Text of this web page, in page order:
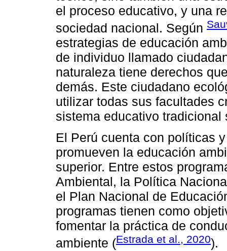
el proceso educativo, y una
sociedad nacional. Según
estrategias de educación
de individuo llamado
naturaleza tiene derechos
demás. Este ciudadano
utilizar todas sus facultades
sistema educativo tradicional
El Perú cuenta con políticas
promueven la educación
superior. Entre estos
Ambiental, la Política
el Plan Nacional de
programas tienen como
fomentar la práctica de
ambiente (Estrada et al., 2020).